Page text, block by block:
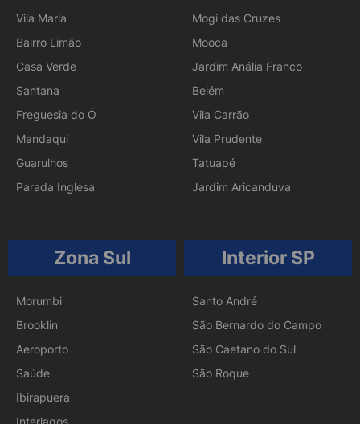
Vila Maria
Bairro Limão
Casa Verde
Santana
Freguesia do Ó
Mandaqui
Guarulhos
Parada Inglesa
Mogi das Cruzes
Mooca
Jardim Anália Franco
Belém
Vila Carrão
Vila Prudente
Tatuapé
Jardim Aricanduva
Zona Sul
Morumbi
Brooklin
Aeroporto
Saúde
Ibirapuera
Interior SP
Santo André
São Bernardo do Campo
São Caetano do Sul
São Roque